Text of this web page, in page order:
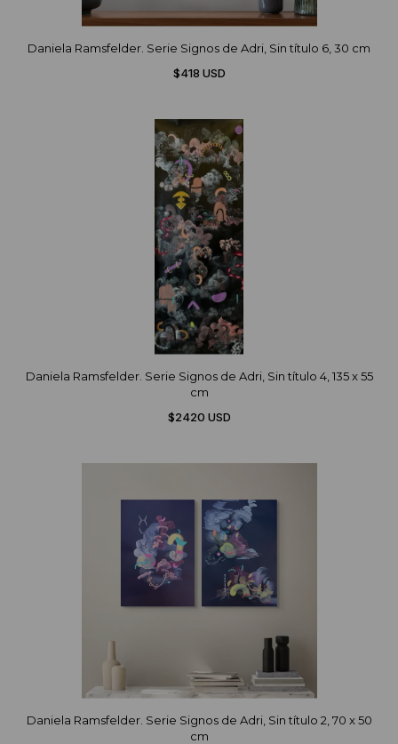
Daniela Ramsfelder. Serie Signos de Adri, Sin título 6, 30 cm
$418 USD
Daniela Ramsfelder. Serie Signos de Adri, Sin título 4, 135 x 55
cm
$2420 USD
Daniela Ramsfelder. Serie Signos de Adri, Sin título 2, 70 x 50
cm